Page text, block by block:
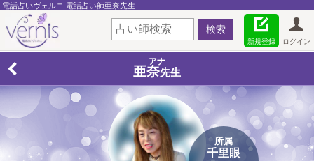
電話占いヴェルニ 電話占い師亜奈先生
ログイン
新規登録
アナ
亜奈先生
所属
千里眼